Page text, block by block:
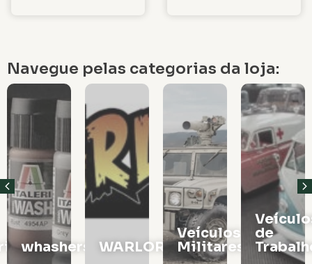
Navegue pelas categorias da loja:
WARLORD Militares
Veículos
de
Trabalho
Vagões
e